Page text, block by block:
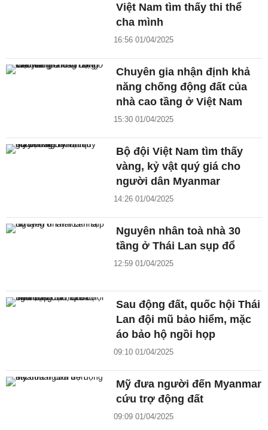
Việt Nam tìm thấy thi thể
cha mình
16:56 01/04/2025
Chuyên gia nhận định khả
năng chống động đất của
nhà cao tầng ở Việt Nam
15:30 01/04/2025
Bộ đội Việt Nam tìm thấy
vàng, kỷ vật quý giá cho
người dân Myanmar
14:26 01/04/2025
Nguyên nhân toà nhà 30
tầng ở Thái Lan sụp đổ
12:59 01/04/2025
Sau động đất, quốc hội Thái
Lan đội mũ bảo hiểm, mặc
áo bảo hộ ngồi họp
09:10 01/04/2025
Mỹ đưa người đến Myanmar
cứu trợ động đất
09:09 01/04/2025